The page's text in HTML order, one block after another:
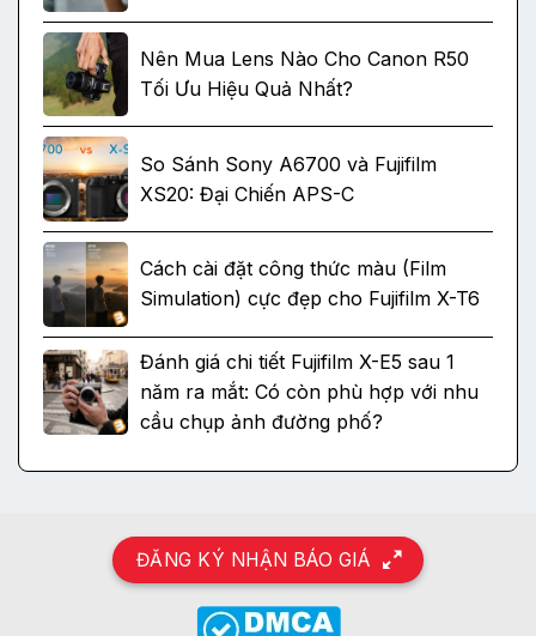
Nên Mua Lens Nào Cho Canon R50
Tối Ưu Hiệu Quả Nhất?
So Sánh Sony A6700 và Fujifilm
XS20: Đại Chiến APS-C
Cách cài đặt công thức màu (Film
Simulation) cực đẹp cho Fujifilm X-T6
Đánh giá chi tiết Fujifilm X-E5 sau 1
năm ra mắt: Có còn phù hợp với nhu
cầu chụp ảnh đường phố?
ĐĂNG KÝ NHẬN BÁO GIÁ